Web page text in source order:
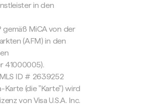
in den
gemäß MiCA von der
(AFM) in den
41000005).
ID # 2639252
(die "Karte") wird
von Visa U.S.A. Inc.